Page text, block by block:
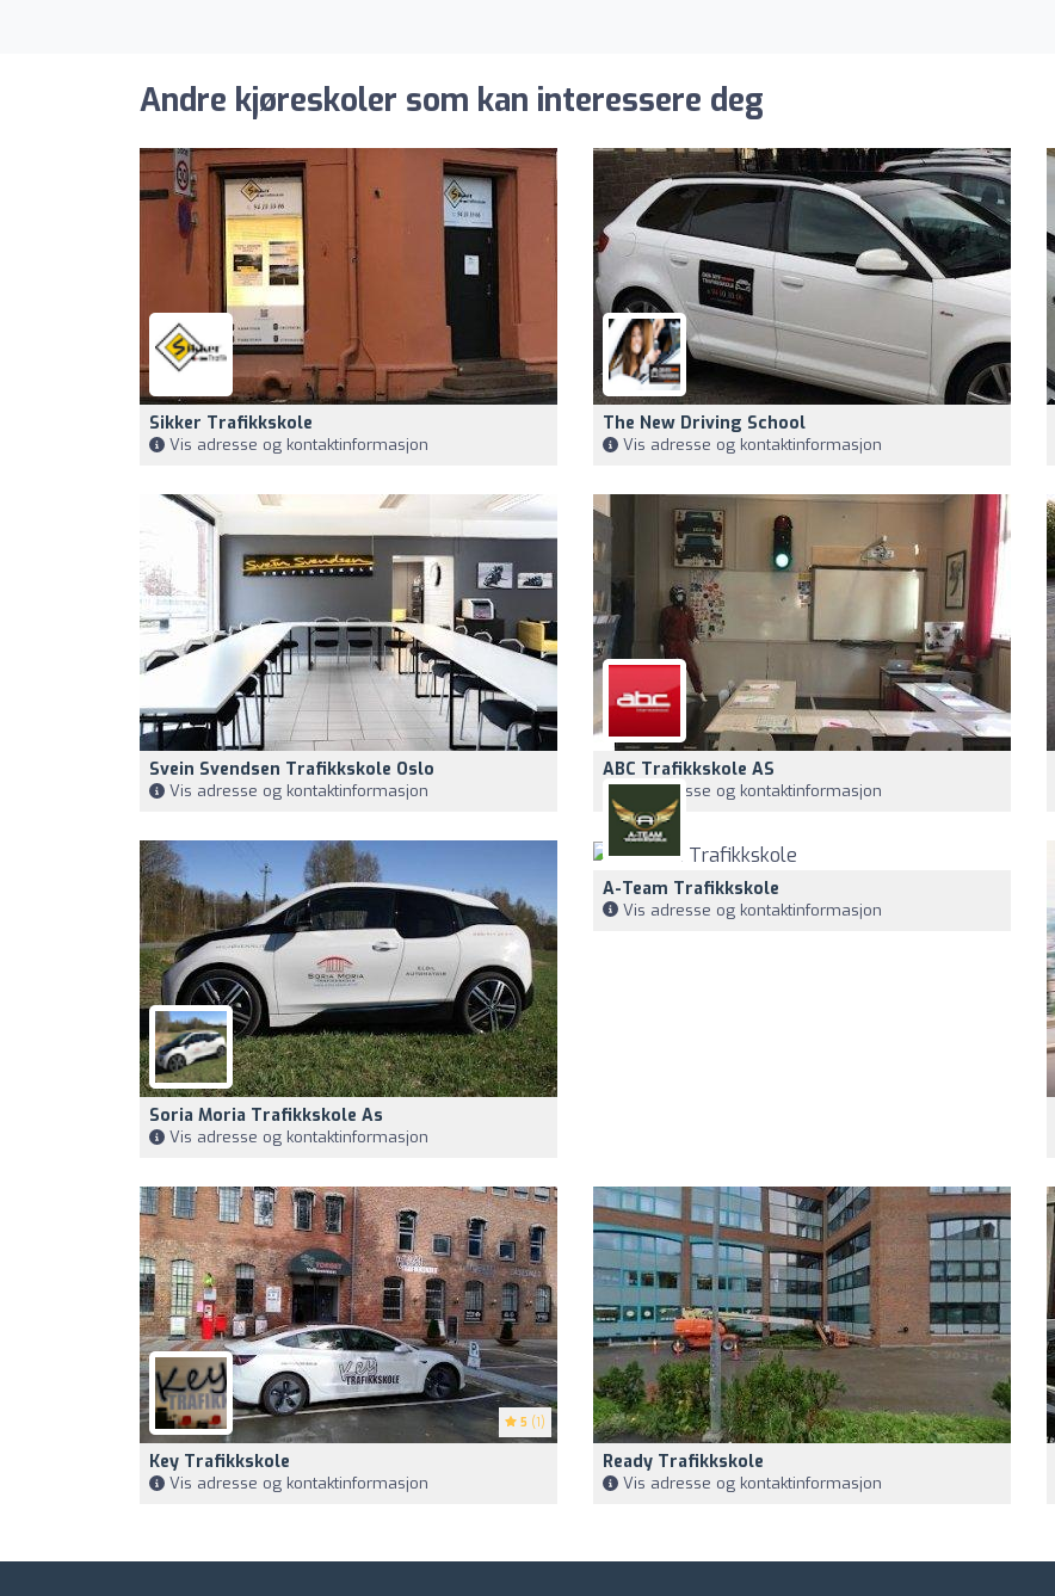
Andre kjøreskoler som kan interessere deg
Sikker Trafikkskole
Vis adresse og kontaktinformasjon
The New Driving School
Vis adresse og kontaktinformasjon
Svein Svendsen Trafikkskole Oslo
Vis adresse og kontaktinformasjon
ABC Trafikkskole AS
Vis adresse og kontaktinformasjon
Soria Moria Trafikkskole As
Vis adresse og kontaktinformasjon
A-Team Trafikkskole
Vis adresse og kontaktinformasjon
5 (1)
Key Trafikkskole
Vis adresse og kontaktinformasjon
Ready Trafikkskole
Vis adresse og kontaktinformasjon